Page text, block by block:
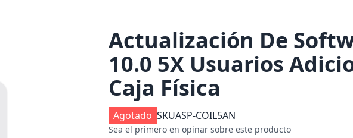
Actualización De
10.0 5X Usuarios
Caja Física
Agotado SKUASP-COIL5AN
Sea el primero en opinar sobre este producto